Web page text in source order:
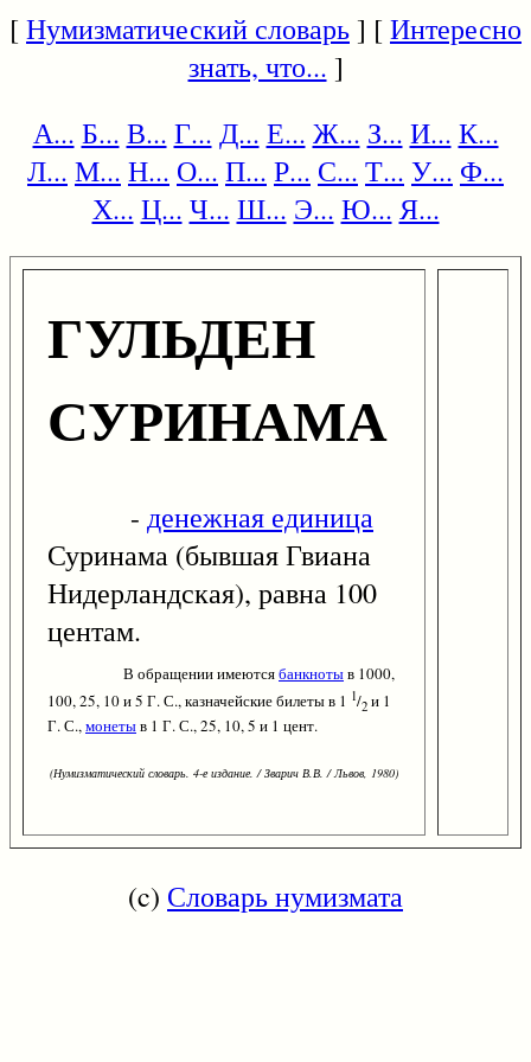
[Нумизматический словарь] [Интересно
знать, что... ]
А... Б... В... Г... Д... Е... Ж... З... И... К...
Л... М... Н... О... П... Р... С... Т... У... Ф...
Х... Ц... Ч... Ш... Э... Ю... Я...
ГУЛЬДЕН
СУРИНАМА
- денежная единица
Суринама (бывшая Гвиана
Нидерландская), равна 100
центам.
В обращении имеютсябанкнотыв 1000,
100, 25, 10 и 5 Г. С., казначейские билеты в 1 1/2 и 1
Г. С.,монетыв 1 Г. С., 25, 10, 5 и 1 цент.
(Нумизматический словарь. 4-е издание. / Зварич В.В. / Львов, 1980)
(c) Словарь нумизмата